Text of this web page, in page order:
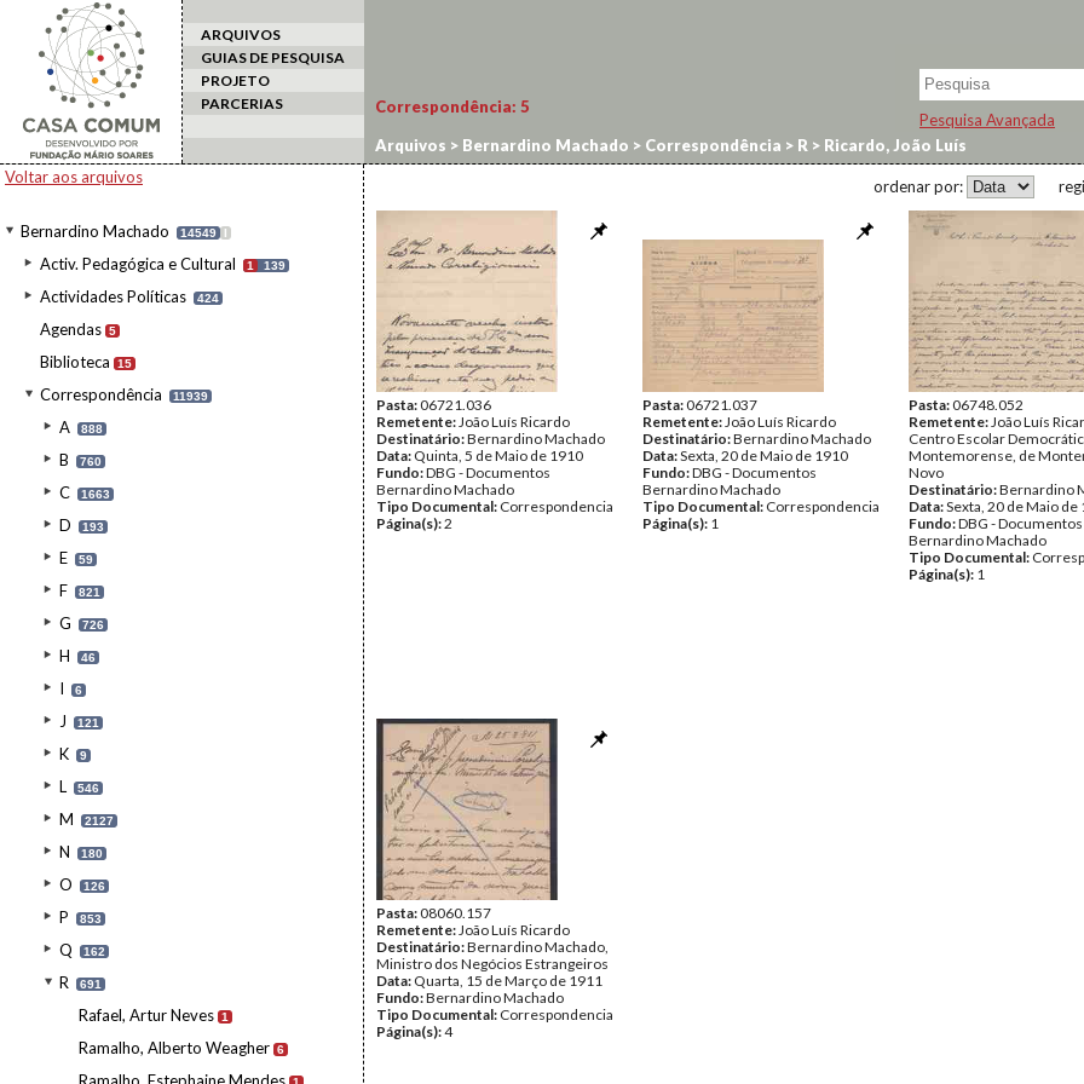
ARQUIVOS
GUIAS DE PESQUISA
PROJETO
PARCERIAS
Pesquisa Avançada
Voltar aos arquivos
Bernardino Machado 14549 I
Activ. Pedagógica e Cultural 1 139
Actividades Políticas 424
Agendas 5
Biblioteca 15
Correspondência 11939
A 888
B 760
C 1663
D 193
E 59
F 821
G 726
H 46
I 6
J 121
K 9
L 546
M 2127
N 180
O 126
P 853
Q 162
R 691
Rafael, Artur Neves 1
Ramalho, Alberto Weagher 6
Correspondência: 5
Arquivos > Bernardino Machado > Correspondência > R > Ricardo, João Luís
ordenar por:
Pasta:06721.036
Remetente:João Luís Ricardo
Destinatário:Bernardino Machado
Data: Quinta, 5 de Maio de 1910
Fundo:DBG - Documentos
Bernardino Machado
Tipo Documental: Correspondencia
Página(s):2
Pasta:06721.037
Remetente:João Luís Ricardo
Destinatário:Bernardino Machado
Data:Sexta, 20 de Maio de 1910
Fundo:DBG - Documentos
Bernardino Machado
Tipo Documental: Correspondencia
Página(s): 1
Pasta:06748.052
Remetente:João Luís
Centro Escolar
Montemorense, de
Novo
Destinatário:Bernardino
Data:Sexta, 20 de Maio de
Fundo:DBG - Documentos
Bernardino Machado
Tipo Documental:
Página(s): 1
Pasta:08060.157
Remetente:João Luís Ricardo
Destinatário:Bernardino Machado,
Ministro dos Negócios Estrangeiros
Data: Quarta, 15 de Março de 1911
Fundo:Bernardino Machado
Tipo Documental: Correspondencia
Página(s):4